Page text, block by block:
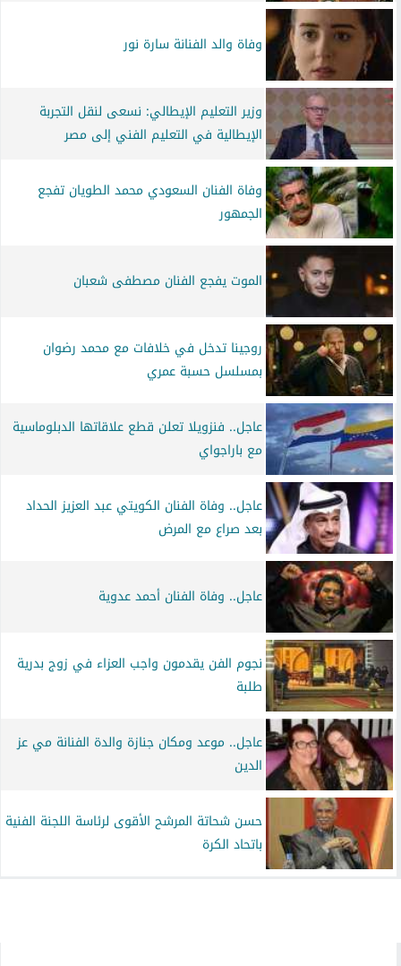
وفاة والد الفنانة سارة نور
وزير التعليم الإيطالي: نسعى لنقل التجربة
الإيطالية في التعليم الفني إلى مصر
وفاة الفنان السعودي محمد الطويان تفجع
الجمهور
الموت يفجع الفنان مصطفى شعبان
روجينا تدخل في خلافات مع محمد رضوان
بمسلسل حسبة عمري
عاجل.. فنزويلا تعلن قطع علاقاتها الدبلوماسية
مع باراجواي
عاجل.. وفاة الفنان الكويتي عبد العزيز الحداد
بعد صراع مع المرض
عاجل.. وفاة الفنان أحمد عدوية
نجوم الفن يقدمون واجب العزاء في زوج بدرية
طلبة
عاجل.. موعد ومكان جنازة والدة الفنانة مي عز
الدين
حسن شحاتة المرشح الأقوى لرئاسة اللجنة الفنية
باتحاد الكرة